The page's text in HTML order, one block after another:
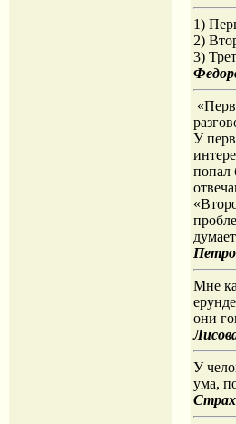
1)
2)
3)
У
попал
Мне
они
У
ума,